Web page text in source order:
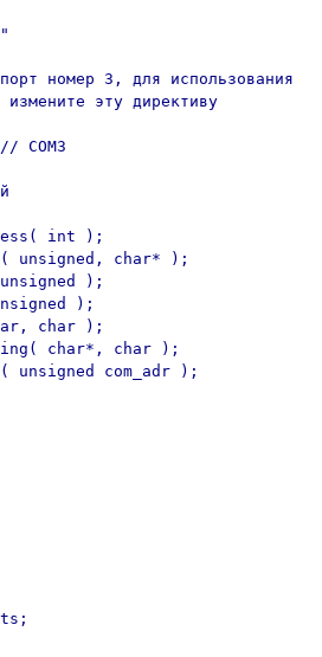
номер 3, для использования
эту директиву
COM3
int );
unsigned, char* );
);
);
char );
char*, char );
com_adr );